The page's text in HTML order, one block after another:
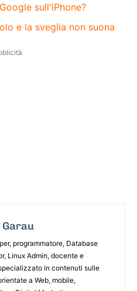
sull'iPhone?
e la sveglia non suona
Garau
programmatore, Database
Linux Admin, docente e
in contenuti sulle
a Web, mobile,